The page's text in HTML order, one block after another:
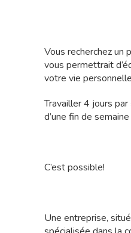
Vous recherchez un
vous permettrait
votre vie
Travailler 4 jours
d’une fin de
C’est possible!
Une entreprise,